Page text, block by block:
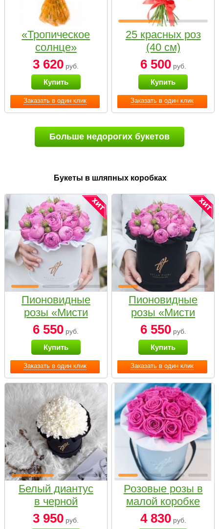
Заказать в один клик
«Тропическое
солнце»
3 620 руб.
Купить
Заказать в один клик
25 красных роз
(40 см)
6 500руб.
Купить
Больше недорогих букетов
Букеты в шляпных коробках
Заказать в один клик
Пионовидные
розы «Мисти
бабблс» в белой
коробке Small
6 550 руб.
Купить
Заказать в один клик
Пионовидные
розы «Мисти
бабблс» в
черной коробке
Small
6 550руб.
Купить
Белый диантус
в черной
коробке Small
3 950 руб.
Розовые розы в
малой коробке
4 830руб.